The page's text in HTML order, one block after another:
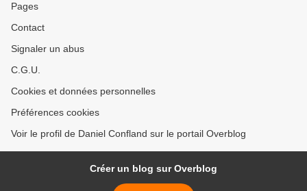
Pages
Contact
Signaler un abus
C.G.U.
Cookies et données personnelles
Préférences cookies
Voir le profil de Daniel Confland sur le portail Overblog
Créer un blog sur Overblog